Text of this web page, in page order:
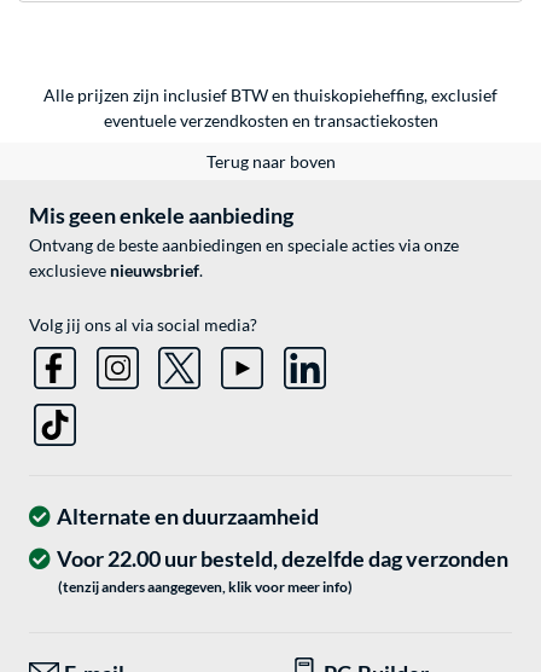
Alle prijzen zijn inclusief BTW en thuiskopieheffing, exclusief
eventueleverzendkosten en transactiekosten
Terug naar boven
Mis geen enkele aanbieding
Ontvang de beste aanbiedingen en speciale acties via onze
exclusieve nieuwsbrief.
Volg jij ons al via social media?
Alternate en duurzaamheid
Voor 22.00 uur besteld, dezelfde dag verzonden
(tenzij anders aangegeven, klik voor meer info)